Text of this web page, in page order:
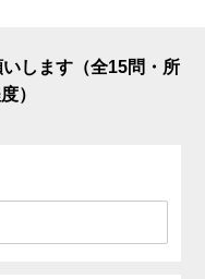
します（全15問・所
）